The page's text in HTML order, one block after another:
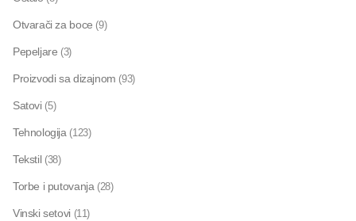
Otvarači za boce (9)
Pepeljare (3)
Proizvodi sa dizajnom (93)
Satovi (5)
Tehnologija (123)
Tekstil (38)
Torbe i putovanja (28)
Vinski setovi (11)